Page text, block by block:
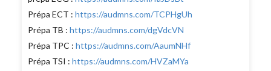
Prépa ECT :https://audmns.com/TCPHgUh
Prépa TB :https://audmns.com/dgVdcVN
Prépa TPC :https://audmns.com/AaumNHf
Prépa TSI :https://audmns.com/HVZaMYa